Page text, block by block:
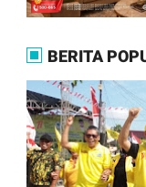
BERITA